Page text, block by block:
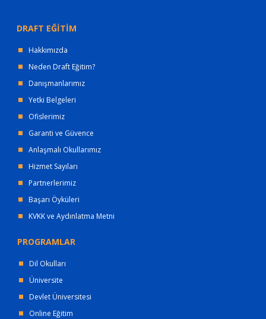
DRAFT EĞİTİM
Hakkımızda
Neden Draft Eğitim?
Danışmanlarımız
Yetki Belgeleri
Ofislerimiz
Garanti ve Güvence
Anlaşmalı Okullarımız
Hizmet Sayıları
Partnerlerimiz
Başarı Öyküleri
KVKK ve Aydınlatma Metni
PROGRAMLAR
Dil Okulları
Üniversite
Devlet Üniversitesi
Online Eğitim